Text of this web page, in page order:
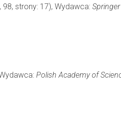
98, strony: 17), Wydawca: Springer
Polish Academy of